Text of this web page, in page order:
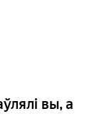
вы, а